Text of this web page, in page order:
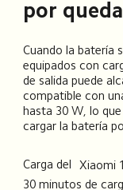
por
Cuando la batería
equipados con
de salida puede
compatible con
hasta 30 W, lo
cargar la batería
Carga del
Xiaomi
30 minutos de